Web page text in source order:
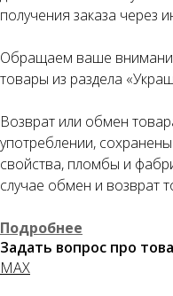
получения заказа через
Обращаем ваше
товары из раздела
Возврат или обмен
употреблении,
свойства, пломбы и
случае обмен и возврат
Подробнее
Задать вопрос про
MAX
сегодня
25%
2
Без
Как